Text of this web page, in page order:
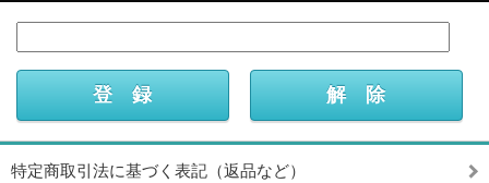
特定商取引法に基づく表記（返品など）